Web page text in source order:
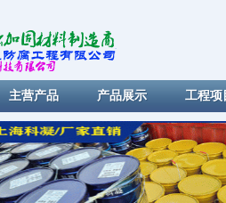
主营产品 产品展示 工程项